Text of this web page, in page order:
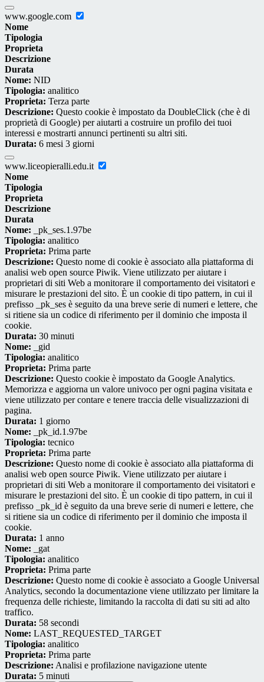
www.google.com
Nome
Tipologia
Proprieta
Descrizione
Durata
Nome: NID
Tipologia: analitico
Proprieta: Terza parte
Descrizione: Questo cookie è impostato da DoubleClick (che è di
proprietà di Google) per aiutarti a costruire un profilo dei tuoi
interessi e mostrarti annunci pertinenti su altri siti.
Durata: 6 mesi 3 giorni
www.liceopieralli.edu.it
Nome
Tipologia
Proprieta
Descrizione
Durata
Nome: _pk_ses.1.97be
Tipologia: analitico
Proprieta: Prima parte
Descrizione: Questo nome di cookie è associato alla piattaforma di
analisi web open source Piwik. Viene utilizzato per aiutare i
proprietari di siti Web a monitorare il comportamento dei visitatori e
misurare le prestazioni del sito. È un cookie di tipo pattern, in cui il
prefisso _pk_ses è seguito da una breve serie di numeri e lettere, che
si ritiene sia un codice di riferimento per il dominio che imposta il
cookie.
Durata: 30 minuti
Nome: _gid
Tipologia: analitico
Proprieta: Prima parte
Descrizione: Questo cookie è impostato da Google Analytics.
Memorizza e aggiorna un valore univoco per ogni pagina visitata e
viene utilizzato per contare e tenere traccia delle visualizzazioni di
pagina.
Durata: 1 giorno
Nome: _pk_id.1.97be
Tipologia: tecnico
Proprieta: Prima parte
Descrizione: Questo nome di cookie è associato alla piattaforma di
analisi web open source Piwik. Viene utilizzato per aiutare i
proprietari di siti Web a monitorare il comportamento dei visitatori e
misurare le prestazioni del sito. È un cookie di tipo pattern, in cui il
prefisso _pk_id è seguito da una breve serie di numeri e lettere, che
si ritiene sia un codice di riferimento per il dominio che imposta il
cookie.
Durata: 1 anno
Nome: _gat
Tipologia: analitico
Proprieta: Prima parte
Descrizione: Questo nome di cookie è associato a Google Universal
Analytics, secondo la documentazione viene utilizzato per limitare la
frequenza delle richieste, limitando la raccolta di dati su siti ad alto
traffico.
Durata: 58 secondi
Nome: LAST_REQUESTED_TARGET
Tipologia: analitico
Proprieta: Prima parte
Descrizione: Analisi e profilazione navigazione utente
Durata: 5 minuti